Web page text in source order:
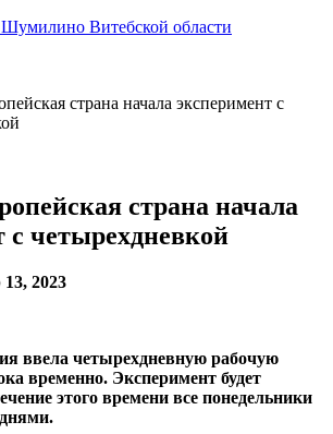
Витебской области
страна начала эксперимент с
страна начала
с четырехдневкой
2023
ввела четырехдневную рабочую
временно. Эксперимент будет
этого времени все понедельники